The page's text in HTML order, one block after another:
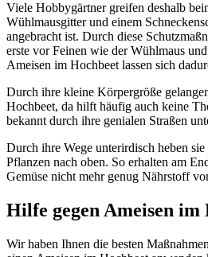
Viele Hobbygärtner greifen deshalb
Wühlmausgitter und einem
angebracht ist. Durch diese
erste vor Feinen wie der Wühlmaus
Ameisen im Hochbeet lassen sich
Durch ihre kleine Körpergröße
Hochbeet, da hilft häufig auch keine
bekannt durch ihre genialen Straßen
Durch ihre Wege unterirdisch heben
Pflanzen nach oben. So erhalten am
Gemüse nicht mehr genug Nährstoff
Hilfe gegen Ameisen im
Wir haben Ihnen die besten